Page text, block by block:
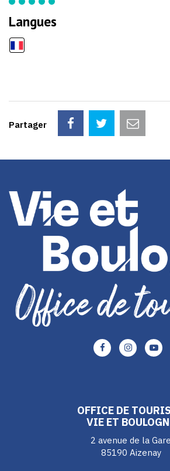
Langues
Partager
Lien
vers
Lien
vers
Lien
vers
OFFICE DE
VIE ET
2 avenue de la Gare
85190 Aizenay